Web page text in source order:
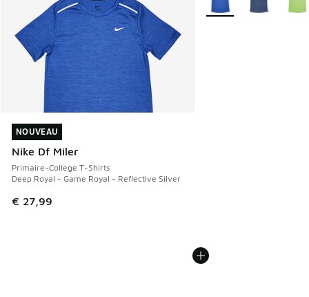
NOUVEAU
Nike Df Miler
Primaire-College T-Shirts
Deep Royal - Game Royal - Reflective Silver
€ 27,99
NOUVEAU